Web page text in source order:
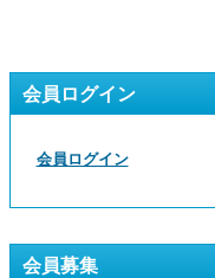
会員ログイン
会員ログイン
会員募集